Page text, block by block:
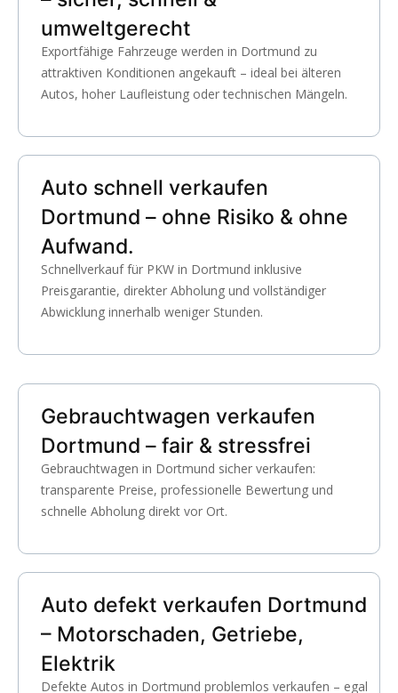
umweltgerecht
Exportfähige Fahrzeuge werden in Dortmund zu
attraktiven Konditionen angekauft – ideal bei älteren
Autos, hoher Laufleistung oder technischen Mängeln.
Auto schnell verkaufen
Dortmund – ohne Risiko & ohne
Aufwand.
Schnellverkauf für PKW in Dortmund inklusive
Preisgarantie, direkter Abholung und vollständiger
Abwicklung innerhalb weniger Stunden.
Gebrauchtwagen verkaufen
Dortmund – fair & stressfrei
Gebrauchtwagen in Dortmund sicher verkaufen:
transparente Preise, professionelle Bewertung und
schnelle Abholung direkt vor Ort.
Auto defekt verkaufen Dortmund
– Motorschaden, Getriebe,
Elektrik
Defekte Autos in Dortmund problemlos verkaufen – egal